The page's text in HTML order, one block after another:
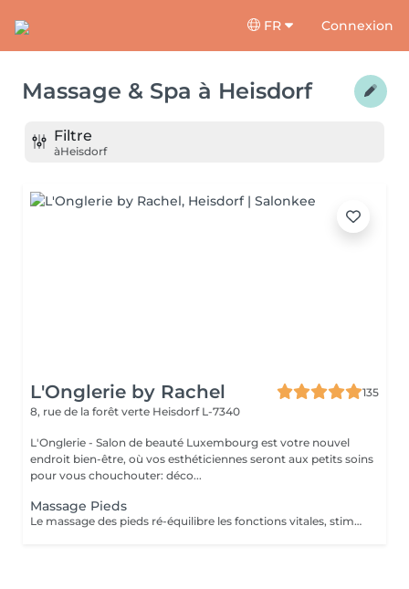
FR Connexion
Massage & Spa à Heisdorf
Filtre
àHeisdorf
L'Onglerie by Rachel
135
8, rue de la forêt verte Heisdorf L-7340
L'Onglerie - Salon de beauté Luxembourg est votre nouvel
endroit bien-être, où vos esthéticiennes seront aux petits soins
pour vous chouchouter: déco...
Massage Pieds
Le massage des pieds ré-équilibre les fonctions vitales, stimule la circulation sanguine ainsi que le drainage lymphatique. Vos muscles se détendent, les systèmes nerveux sont stimulés.. succombez, profitez d'un moment de détente et de relaxation unique.